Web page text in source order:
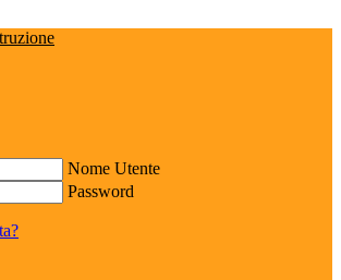
Nome Utente
Password